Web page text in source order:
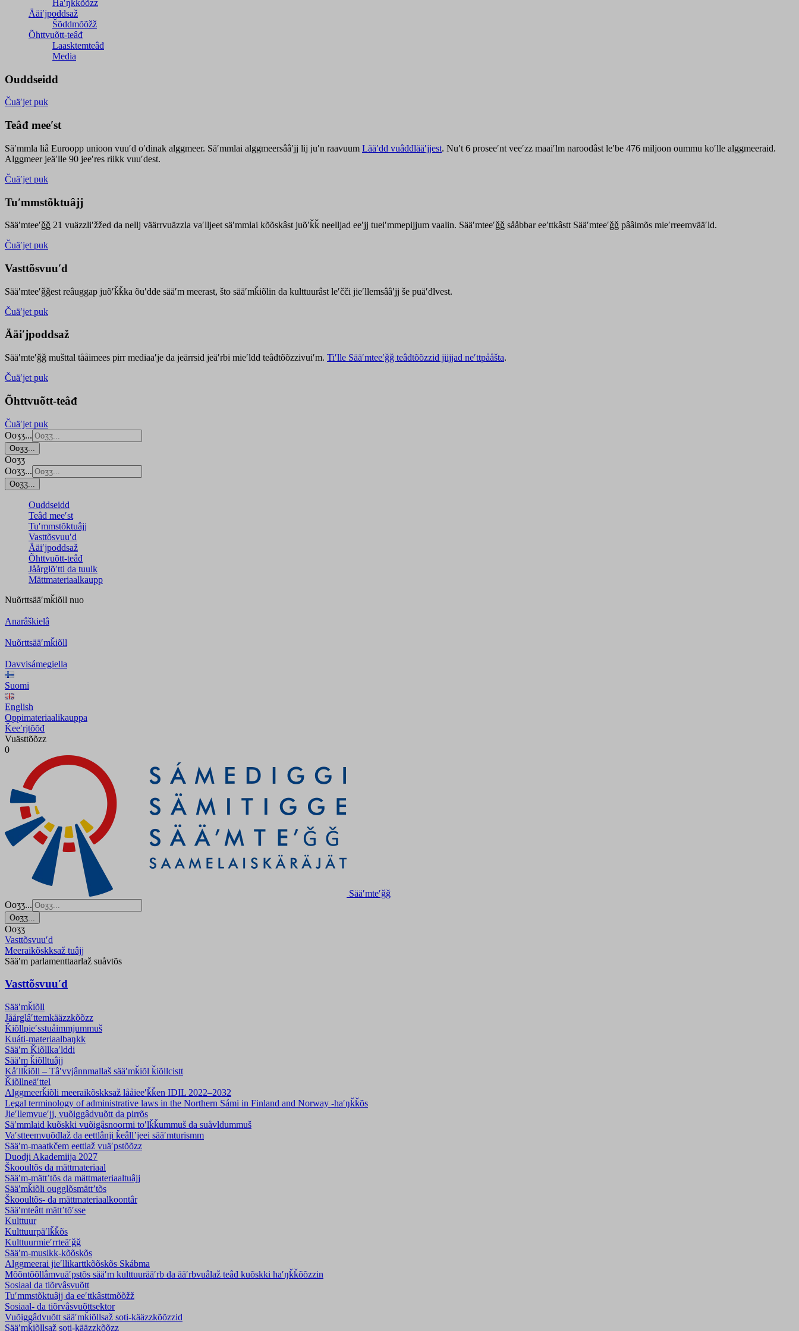
Haʹŋǩǩõõzz
Ääiʹjpoddsaž
Šõddmõõžž
Õhttvuõtt-teâđ
Laasktemteâđ
Media
Ouddseidd
Čuäʹjet puk
Teâđ meeʹst
Säʹmmla liâ Euroopp unioon vuuʹd oʹdinak alggmeer. Säʹmmlai alggmeersââʹjj lij juʹn raavuum Lääʹdd vuâđđlääʹjjest. Nuʹt 6 proseeʹnt veeʹzz maaiʹlm naroodâst leʹbe 476 miljoon oummu koʹlle alggmeeraid.
Alggmeer jeäʹlle 90 jeeʹres riikk vuuʹdest.
Čuäʹjet puk
Tuʹmmstõktuâjj
Sääʹmteeʹǧǧ 21 vuäzzliʹžžed da nellj väärrvuäzzla vaʹlljeet säʹmmlai kõõskâst juõʹǩǩ neelljad eeʹjj tueiʹmmepijjum vaalin. Sääʹmteeʹǧǧ sååbbar eeʹttkâstt Sääʹmteeʹǧǧ pââimõs mieʹrreemvääʹld.
Čuäʹjet puk
Vasttõsvuuʹd
Sääʹmteeʹǧǧest reâuggap juõʹǩǩka õuʹdde sääʹm meerast, što sääʹmǩiõlin da kulttuurâst leʹčči jieʹllemsââʹjj še puäʹđlvest.
Čuäʹjet puk
Ääiʹjpoddsaž
Sääʹmteʹǧǧ mušttal tååimees pirr mediaaʹje da jeärrsid jeäʹrbi mieʹldd teâđtõõzzivuiʹm. Tiʹlle Sääʹmteeʹǧǧ teâđtõõzzid jiijjad neʹttpååšta.
Čuäʹjet puk
Õhttvuõtt-teâđ
Čuäʹjet puk
Ooʒʒ...
Ooʒʒ...
Ooʒʒ
Ooʒʒ...
Ooʒʒ...
Ouddseidd
Teâđ meeʹst
Tuʹmmstõktuâjj
Vasttõsvuuʹd
Ääiʹjpoddsaž
Õhttvuõtt-teâđ
Jåårǥlõʹtti da tuulk
Mättmateriaalkaupp
Nuõrttsääʹmǩiõll nuo
Anarâškielâ
Nuõrttsääʹmǩiõll
Davvisámegiella
Suomi
English
Oppimateriaalikauppa
Ǩeeʹrjtõõđ
Vuästtõõzz
0
Sääʹmteʹǧǧ
Ooʒʒ...
Ooʒʒ...
Ooʒʒ
Vasttõsvuuʹd
Meeraikõskksaž tuâjj
Sääʹm parlamenttaarlaž suåvtõs
Vasttõsvuuʹd
Sääʹmǩiõll
Jåårǥlâʹttemkääzzkõõzz
Ǩiõllpieʹss­tuåimmjummuš
Kuáti-materiaalbaŋkk
Sääʹm Ǩiõllkaʹlddi
Sääʹm ǩiõlltuâjj
Kåʹllǩiõll – Tâʹvvjânnmallaš sääʹmǩiõl ǩiõllcistt
Ǩiõllneäʹttel
Alggmeerǩiõli meeraikõskksaž lååieeʹǩǩen IDIL 2022–2032
Legal terminology of administrative laws in the Northern Sámi in Finland and Norway -haʹŋǩǩõs
Jieʹllemvueʹjj, vuõiggâdvuõtt da pirrõs
Säʹmmlaid kuõskki vuõiǥâsnoormi toʹlǩǩummuš da suåvldummuš
Vaʹstteemvuõđlaž da eettlânji ǩeâllʼjeei sääʹmturismm
Sääʹm-maatkčem eettlaž vuäʹpstõõzz
Duodji Akademiija 2027
Škooultõs da mättmateriaal
Sääʹm-mättʼtõs da mättmateriaaltuâjj
Sääʹmǩiõli ougglõsmättʼtõs
Škooultõs- da mättmateriaalkoontâr
Sääʹmteâtt mättʼtõʹsse
Kulttuur
Kulttuurpäʹlǩǩõs
Kulttuurmieʹrrteäʹǧǧ
Sääʹm-musikk-kõõskõs
Alggmeerai jieʹllikarttkõõskõs Skábma
Mõõntõõllâmvuäʹpstõs sääʹm kulttuurääʹrb da ääʹrbvuâlaž teâđ kuõskki haʹŋǩǩõõzzin
Sosiaal da tiõrvâsvuõtt
Tuʹmmstõktuâjj da eeʹttkâsttmõõžž
Sosiaal- da tiõrvâsvuõttsektor
Vuõiggâdvuõtt sääʹmǩiõllsaž soti-kääzzkõõzzid
Sääʹmǩiõllsaž soti-kääzzkõõzz